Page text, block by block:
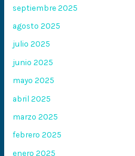
septiembre 2025
agosto 2025
julio 2025
junio 2025
mayo 2025
abril 2025
marzo 2025
febrero 2025
enero 2025